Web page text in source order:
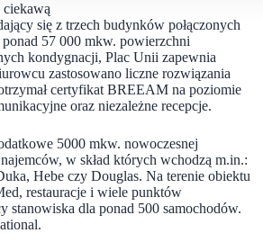
się z trzech budynków połączonych
57 000 mkw. powierzchni
kondygnacji, Plac Unii zapewnia
zastosowano liczne rozwiązania
certyfikat BREEAM na poziomie
oraz niezależne recepcje.
5000 mkw. nowoczesnej
w skład których wchodzą m.in.:
Hebe czy Douglas. Na terenie obiektu
restauracje i wiele punktów
dla ponad 500 samochodów.